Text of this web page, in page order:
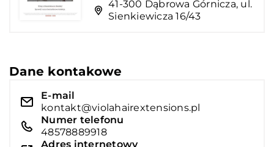
41-300 Dąbrowa Górnicza, ul.
Sienkiewicza 16/43
Dane kontakowe
E-mail
kontakt@violahairextensions.pl
Numer telefonu
48578889918
Adres internetowy